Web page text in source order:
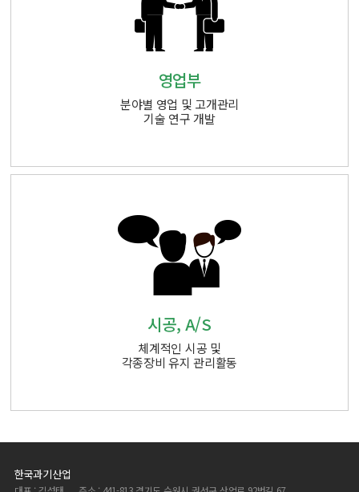
영업부
분야별 영업 및 고개관리
기술 연구 개발
시공, A/S
체계적인 시공 및
각종장비 유지 관리활동
한국과기산업